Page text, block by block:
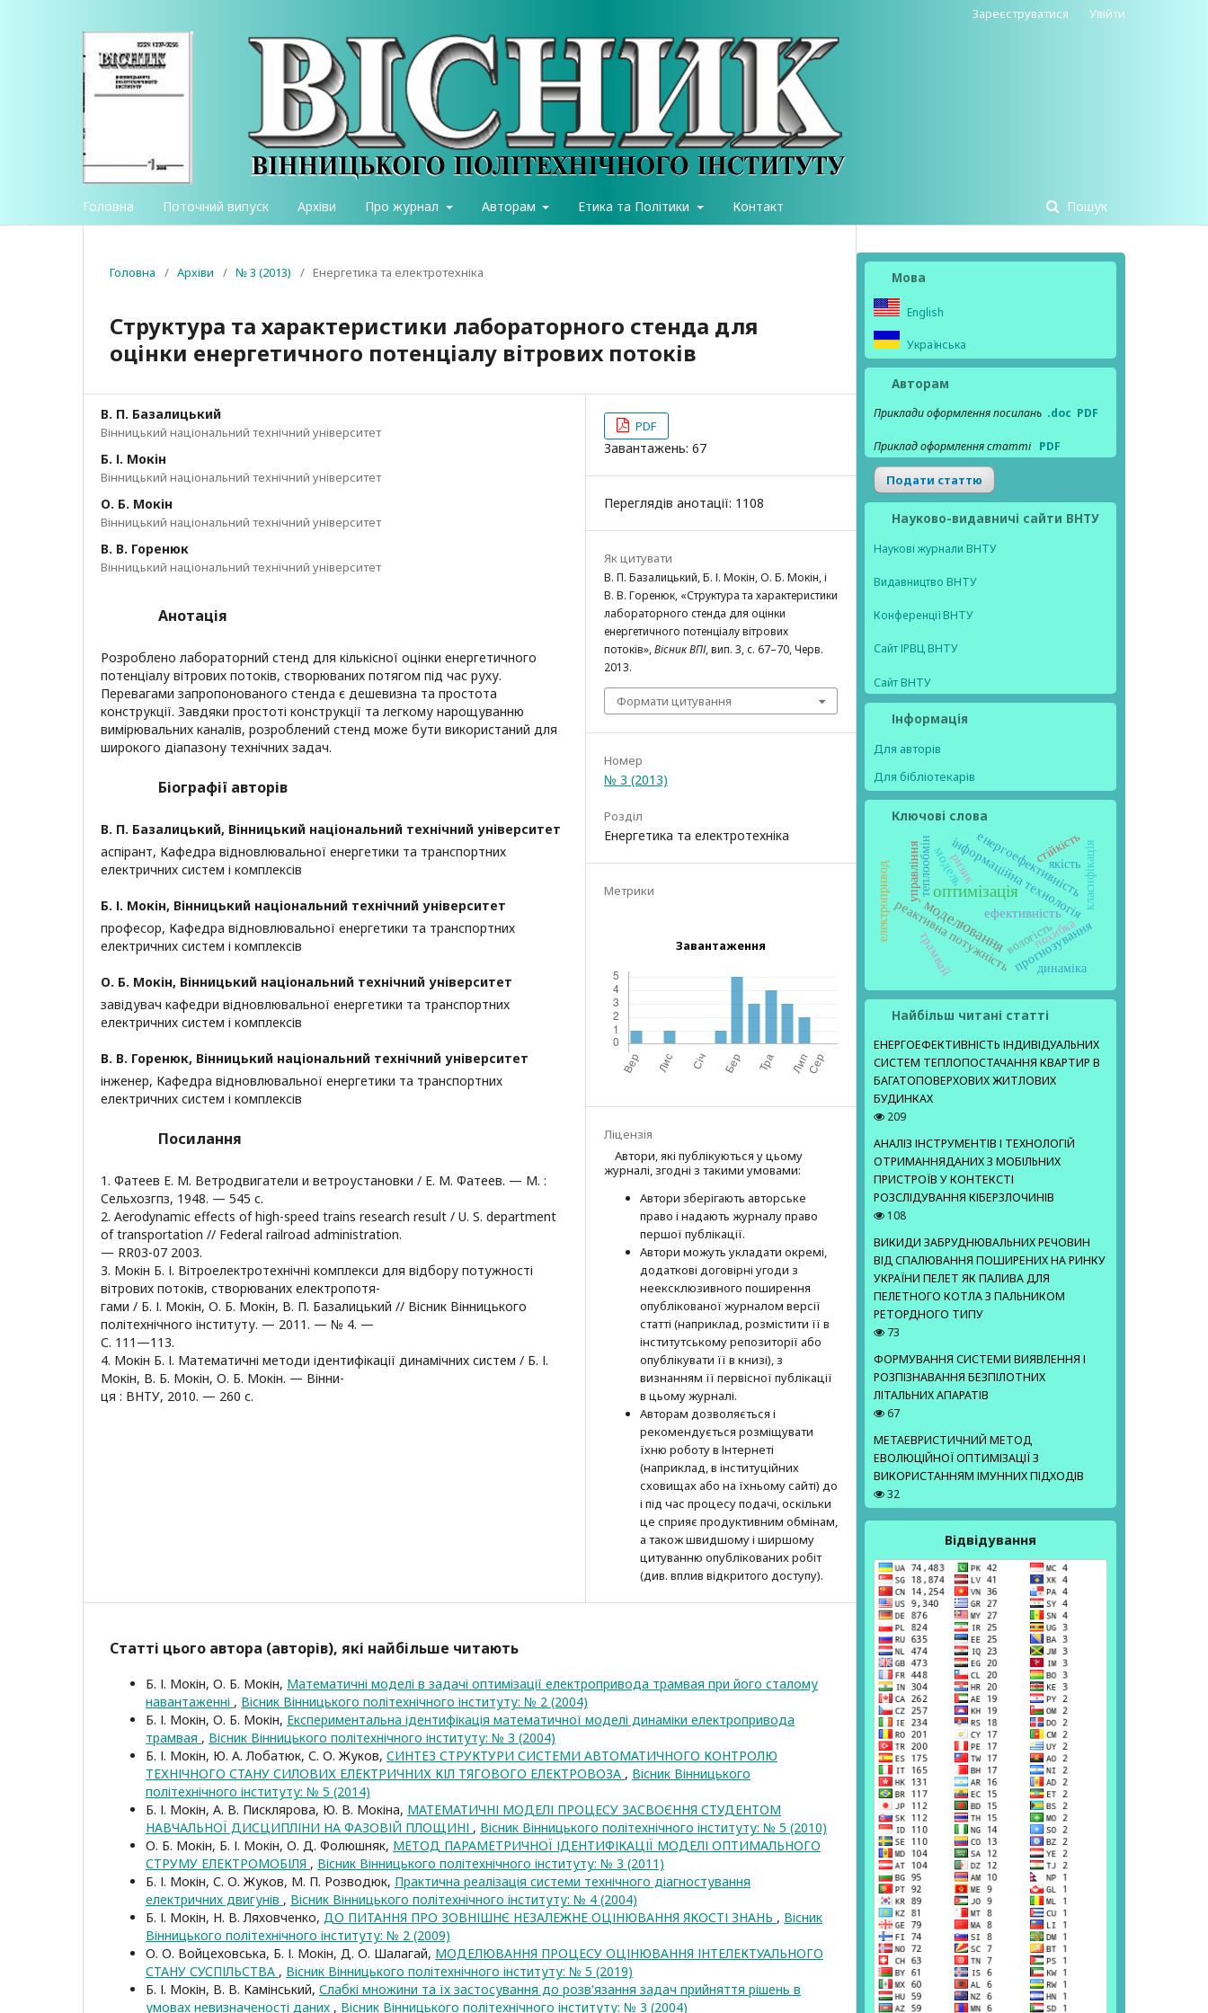
Головна Поточний випуск Архіви Про журнал Авторам Етика та Політики Контакт Пошук
Зареєструватися Увійти
Головна / Архіви / № 3 (2013) / Енергетика та електротехніка
Структура та характеристики лабораторного стенда для
оцінки енергетичного потенціалу вітрових потоків
В. П. Базалицький
Вінницький національний технічний університет
Б. І. Мокін
Вінницький національний технічний університет
О. Б. Мокін
Вінницький національний технічний університет
В. В. Горенюк
Вінницький національний технічний університет
Анотація
Розроблено лабораторний стенд для кількісної оцінки енергетичного
потенціалу вітрових потоків, створюваних потягом під час руху.
Перевагами запропонованого стенда є дешевизна та простота
конструкції. Завдяки простоті конструкції та легкому нарощуванню
вимірювальних каналів, розроблений стенд може бути використаний для
широкого діапазону технічних задач.
Біографії авторів
В. П. Базалицький, Вінницький національний технічний університет
аспірант, Кафедра відновлювальної енергетики та транспортних
електричних систем і комплексів
Б. І. Мокін, Вінницький національний технічний університет
професор, Кафедра відновлювальної енергетики та транспортних
електричних систем і комплексів
О. Б. Мокін, Вінницький національний технічний університет
завідувач кафедри відновлювальної енергетики та транспортних
електричних систем і комплексів
В. В. Горенюк, Вінницький національний технічний університет
інженер, Кафедра відновлювальної енергетики та транспортних
електричних систем і комплексів
Посилання
1. Фатеев Е. М. Ветродвигатели и ветроустановки / Е. М. Фатеев. — М. :
Сельхозгпз, 1948. — 545 с.
2. Aerodynamic effects of high-speed trains research result / U. S. department
of transportation // Federal railroad administration.
— RR03-07 2003.
3. Мокін Б. І. Вітроелектротехнічні комплекси для відбору потужності
вітрових потоків, створюваних електропотя-
гами / Б. І. Мокін, О. Б. Мокін, В. П. Базалицький // Вісник Вінницького
політехнічного інституту. — 2011. — № 4. —
С. 111—113.
4. Мокін Б. І. Математичні методи ідентифікації динамічних систем / Б. І.
Мокін, В. Б. Мокін, О. Б. Мокін. — Вінни-
ця : ВНТУ, 2010. — 260 с.
PDF
Завантажень: 67
Переглядів анотації: 1108
Як цитувати
В. П. Базалицький, Б. І. Мокін, О. Б. Мокін, і
В. В. Горенюк, «Структура та характеристики
лабораторного стенда для оцінки
енергетичного потенціалу вітрових
потоків»,Вісник ВПІ, вип. 3, с. 67–70, Черв.
2013.
Формати цитування
Номер
№ 3 (2013)
Розділ
Енергетика та електротехніка
Метрики
Завантаження
Ліцензія
Автори, які публікуються у цьому
журналі, згодні з такими умовами:
Автори зберігають авторське
право і надають журналу право
першої публі­кації.
Автори можуть укладати окремі,
додат­кові договірні угоди з
неексклюзив­ного поширення
опублікованої журналом версії
статті (наприклад, розмістити її в
інститутському репозиторії або
опубліку­вати її в книзі), з
визнанням її первісної публікації
в цьому журналі.
Авторам дозволяється і
рекомендується розміщувати
їхню роботу в Інтернеті
(наприклад, в інституційних
сховищах або на їхньому сайті) до
і під час процесу подачі, оскільки
це сприяє продуктивним обмінам,
а також швидшому і ширшому
цитуванню опубліко­ва­них робіт
(див. вплив відкритого доступу).
Статті цього автора (авторів), які найбільше читають
Б. І. Мокін, О. Б. Мокін, Математичні моделі в задачі оптимізації електропривода трамвая при його сталому
навантаженні , Вісник Вінницького політехнічного інституту: № 2 (2004)
Б. І. Мокін, О. Б. Мокін, Експериментальна ідентифікація математичної моделі динаміки електропривода
трамвая , Вісник Вінницького політехнічного інституту: № 3 (2004)
Б. І. Мокін, Ю. А. Лобатюк, С. О. Жуков, СИНТЕЗ СТРУКТУРИ СИСТЕМИ АВТОМАТИЧНОГО КОНТРОЛЮ
ТЕХНІЧНОГО СТАНУ СИЛОВИХ ЕЛЕКТРИЧНИХ КІЛ ТЯГОВОГО ЕЛЕКТРОВОЗА , Вісник Вінницького
політехнічного інституту: № 5 (2014)
Б. І. Мокін, А. В. Писклярова, Ю. В. Мокіна, МАТЕМАТИЧНІ МОДЕЛІ ПРОЦЕСУ ЗАСВОЄННЯ СТУДЕНТОМ
НАВЧАЛЬНОЇ ДИСЦИПЛІНИ НА ФАЗОВІЙ ПЛОЩИНІ , Вісник Вінницького політехнічного інституту: № 5 (2010)
О. Б. Мокін, Б. І. Мокін, О. Д. Фолюшняк, МЕТОД ПАРАМЕТРИЧНОЇ ІДЕНТИФІКАЦІЇ МОДЕЛІ ОПТИМАЛЬНОГО
СТРУМУ ЕЛЕКТРОМОБІЛЯ , Вісник Вінницького політехнічного інституту: № 3 (2011)
Б. І. Мокін, С. О. Жуков, М. П. Розводюк, Практична реалізація системи технічного діагностування
електричних двигунів , Вісник Вінницького політехнічного інституту: № 4 (2004)
Б. І. Мокін, Н. В. Ляховченко, ДО ПИТАННЯ ПРО ЗОВНІШНЄ НЕЗАЛЕЖНЕ ОЦІНЮВАННЯ ЯКОСТІ ЗНАНЬ , Вісник
Вінницького політехнічного інституту: № 2 (2009)
О. О. Войцеховська, Б. І. Мокін, Д. О. Шалагай, МОДЕЛЮВАННЯ ПРОЦЕСУ ОЦІНЮВАННЯ ІНТЕЛЕКТУАЛЬНОГО
СТАНУ СУСПІЛЬСТВА , Вісник Вінницького політехнічного інституту: № 5 (2019)
Б. І. Мокін, В. В. Камінський, Слабкі множини та їх застосування до розв'язання задач прийняття рішень в
умовах невизначеності даних , Вісник Вінницького політехнічного інституту: № 3 (2004)
Мова
English
Українська
Авторам
Приклади оформлення посилань .doc PDF
Приклад оформлення статті PDF
Подати статтю
Науково-видавничі сайти ВНТУ
Наукові журнали ВНТУ
Видавництво ВНТУ
Конференції ВНТУ
Сайт ІРВЦ ВНТУ
Сайт ВНТУ
Інформація
Для авторів
Для бібліотекарів
Ключові слова
оптимізація
моделювання
інформаційна технологія
реактивна потужністьефективність
модель
прогнозування
енергоефективність
трамвай вологість
ризик
управліннятеплообмін
електропривод
стійкість
якість класифікація
динаміка
похибка
Найбільш читані статті
ЕНЕРГОЕФЕКТИВНІСТЬ ІНДИВІДУАЛЬНИХ
СИСТЕМ ТЕПЛОПОСТАЧАННЯ КВАРТИР В
БАГАТОПОВЕРХОВИХ ЖИТЛОВИХ
БУДИНКАХ
209
АНАЛІЗ ІНСТРУМЕНТІВ І ТЕХНОЛОГІЙ
ОТРИМАННЯДАНИХ З МОБІЛЬНИХ
ПРИСТРОЇВ У КОНТЕКСТІ
РОЗСЛІДУВАННЯ КІБЕРЗЛОЧИНІВ
108
ВИКИДИ ЗАБРУДНЮВАЛЬНИХ РЕЧОВИН
ВІД СПАЛЮВАННЯ ПОШИРЕНИХ НА РИНКУ
УКРАЇНИ ПЕЛЕТ ЯК ПАЛИВА ДЛЯ
ПЕЛЕТНОГО КОТЛА З ПАЛЬНИКОМ
РЕТОРДНОГО ТИПУ
73
ФОРМУВАННЯ СИСТЕМИ ВИЯВЛЕННЯ І
РОЗПІЗНАВАННЯ БЕЗПІЛОТНИХ
ЛІТАЛЬНИХ АПАРАТІВ
67
МЕТАЕВРИСТИЧНИЙ МЕТОД
ЕВОЛЮЦІЙНОЇ ОПТИМІЗАЦІЇ З
ВИКОРИСТАННЯМ ІМУННИХ ПІДХОДІВ
32
Відвідування